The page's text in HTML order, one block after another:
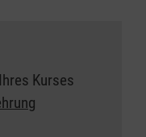
Kurses